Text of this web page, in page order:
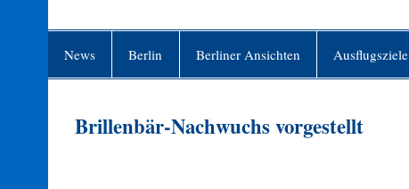
News Berlin Berliner Ansichten Ausflugsziele
Brillenbär-Nachwuchs vorgestellt